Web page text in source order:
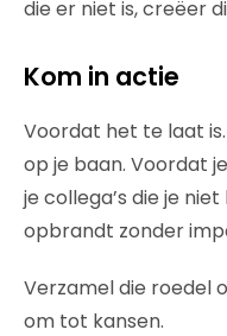
die er niet is, creëer
Kom in actie
Voordat het te laat
op je baan. Voordat
je collega’s die je
opbrandt zonder
Verzamel die roedel
om tot kansen.